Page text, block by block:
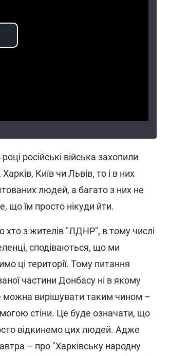
російські війська захопили
Київ чи Львів, то і в них
людей, а багато з них не
що їм просто нікуди йти.
хто з жителів "ЛДНР", в тому числі
сподіваються, що ми
ці території. Тому питання
частини Донбасу ні в якому
можна вирішувати таким чином –
стіни. Це буде означати, що
відкинемо цих людей. Адже
– про "Харківську народну